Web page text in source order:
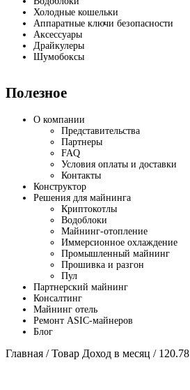
Холодные кошельки
Аппаратные ключи безопасности
Аксессуары
Драйкулеры
Шумобоксы
Полезное
О компании
Представительства
Партнеры
FAQ
Условия оплаты и доставки
Контакты
Конструктор
Решения для майнинга
Криптокотлы
Водоблоки
Майнинг-отопление
Иммерсионное охлаждение
Промышленный майнинг
Прошивка и разгон
Пул
Партнерский майнинг
Консалтинг
Майнинг отель
Ремонт ASIC-майнеров
Блог
Главная / Товар Доход в месяц / 120.78